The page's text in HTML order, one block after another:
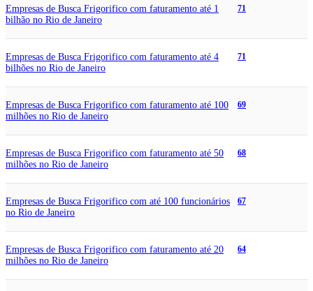
Empresas de Busca Frigorifico com faturamento até 1
bilhão no Rio de Janeiro
71
Empresas de Busca Frigorifico com faturamento até 4
bilhões no Rio de Janeiro
71
Empresas de Busca Frigorifico com faturamento até 100
milhões no Rio de Janeiro
69
Empresas de Busca Frigorifico com faturamento até 50
milhões no Rio de Janeiro
68
Empresas de Busca Frigorifico com até 100 funcionários
no Rio de Janeiro
67
Empresas de Busca Frigorifico com faturamento até 20
milhões no Rio de Janeiro
64